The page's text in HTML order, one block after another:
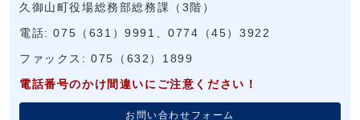
久御山町役場総務部総務課（3階）
電話: 075（631）9991、0774（45）3922
ファックス: 075（632）1899
電話番号のかけ間違いにご注意ください！
お問い合わせフォーム